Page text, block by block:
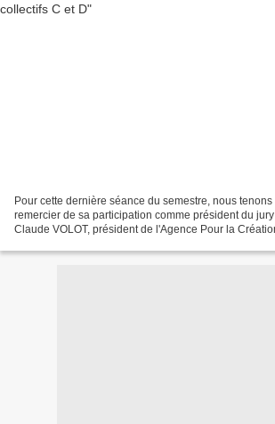
Pour cette dernière séance du semestre, nous
remercier de sa participation comme président du
Claude VOLOT, président de l'Agence Pour la